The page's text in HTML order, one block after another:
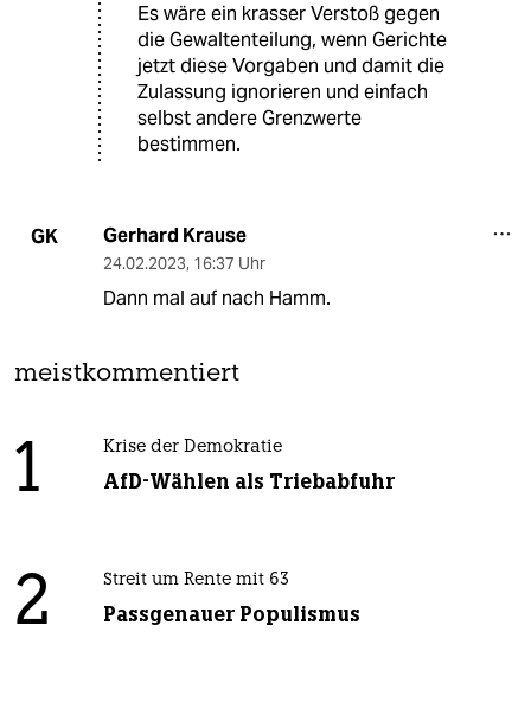
Es wäre ein krasser Verstoß gegen
die Gewaltenteilung, wenn Gerichte
jetzt diese Vorgaben und damit die
Zulassung ignorieren und einfach
selbst andere Grenzwerte
bestimmen.
GK Gerhard Krause
24.02.2023, 16:37 Uhr
Dann mal auf nach Hamm.
meistkommentiert
1 Krise der Demokratie
AfD-Wählen als Triebabfuhr
2 Streit um Rente mit 63
Passgenauer Populismus